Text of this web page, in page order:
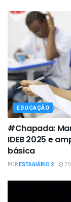
EDUCAÇÃO
#Chapada:
IDEB 2025 e
básica
PORESTAGIÁRIO 2